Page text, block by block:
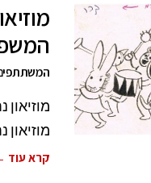
המשתתפים
קרא עוד